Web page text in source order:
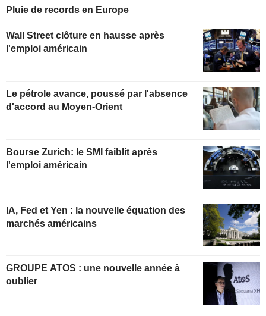
Pluie de records en Europe
Wall Street clôture en hausse après
l'emploi américain
Le pétrole avance, poussé par l'absence
d'accord au Moyen-Orient
Bourse Zurich: le SMI faiblit après
l'emploi américain
IA, Fed et Yen : la nouvelle équation des
marchés américains
GROUPE ATOS : une nouvelle année à
oublier